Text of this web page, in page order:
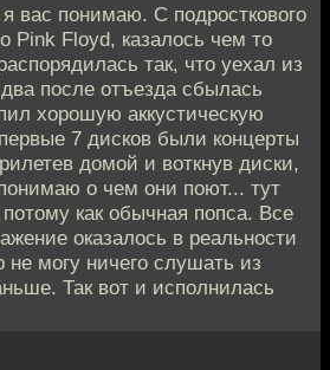
вас понимаю. С подросткового
Pink Floyd, казалось чем то
так, что уехал из
после отъезда сбылась
хорошую аккустическую
7 дисков были концерты
домой и воткнув диски,
о чем они поют... тут
потому как обычная попса. Все
оказалось в реальности
не могу ничего слушать из
Так вот и исполнилась